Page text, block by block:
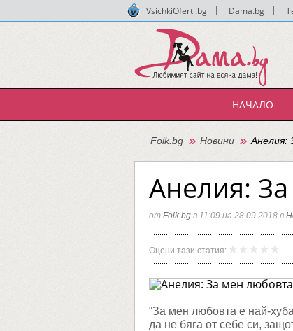
VsichkiOferti.bg Dama.bg
НАЧАЛО
Folk.bg Новини Анелия:
Анелия:
от Folk.bg в 11:09 на 28.09.2018 в
Оцени тази статия:
е
“За мен любовта е най-
да не бяга от себе си,